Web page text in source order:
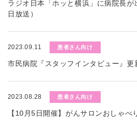
ラジオ日本「ホッと横浜」に病院長
日放送）
2023.09.11 患者さん向け
市民病院『スタッフインタビュー』更
2023.08.28 患者さん向け
【10月5日開催】がんサロンおしゃべ